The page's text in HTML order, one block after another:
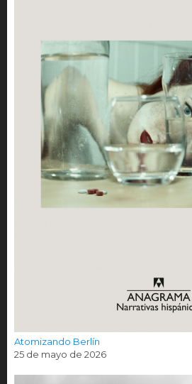
Atomizando Berlín
25 de mayo de 2026